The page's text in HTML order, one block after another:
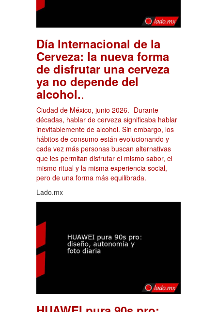
Día Internacional de la
Cerveza: la nueva forma
de disfrutar una cerveza
ya no depende del
alcohol..
Ciudad de México, junio 2026.- Durante
décadas, hablar de cerveza significaba hablar
inevitablemente de alcohol. Sin embargo, los
hábitos de consumo están evolucionando y
cada vez más personas buscan alternativas
que les permitan disfrutar el mismo sabor, el
mismo ritual y la misma experiencia social,
pero de una forma más equilibrada.
Lado.mx